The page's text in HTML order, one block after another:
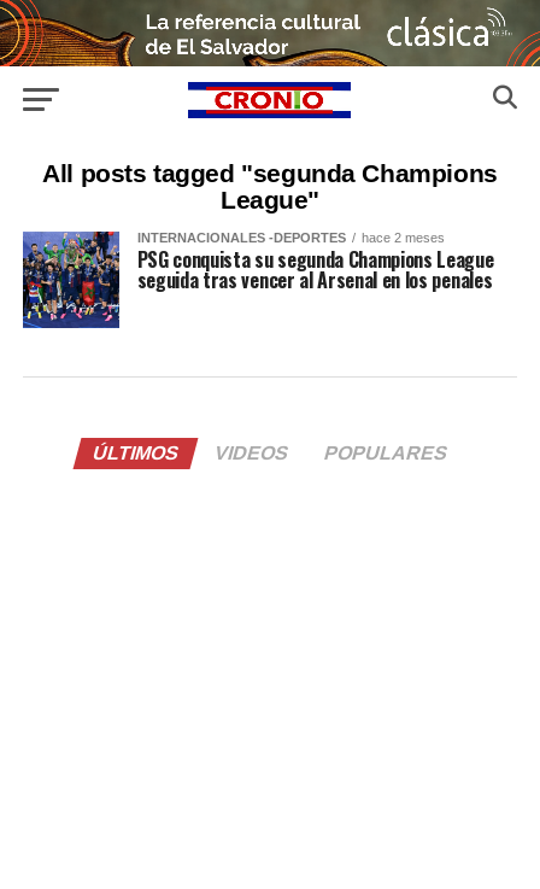
All posts tagged "segunda Champions
League"
INTERNACIONALES -DEPORTES hace 2 meses
PSG conquista su segunda Champions League
seguida tras vencer al Arsenal en los penales
ÚLTIMOS VIDEOS POPULARES